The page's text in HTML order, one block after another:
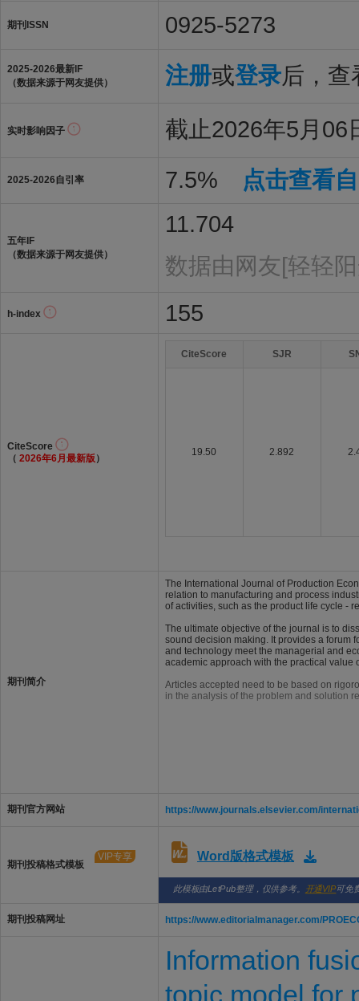
期刊ISSN 0925-5273
2025-2026最新IF
（数据来源于网友提供）
注册或登录后，查
实时影响因子 截止2026年5月06
2025-2026自引率 7.5% 点击查看
五年IF
（数据来源于网友提供）
11.704
数据由网友[轻轻
h-index 155
CiteScore
（ 2026年6月最新版 ）
CiteScore SJR
19.50 2.892
期刊简介
The International Journal of Production
relation to manufacturing and process
of activities, such as the product life cycle -
The ultimate objective of the journal is to
sound decision making. It provides a forum
and technology meet the managerial and
academic approach with the practical value
Articles accepted need to be based on
in the analysis of the problem and solution
期刊官方网站 https://www.journals.elsevier.com/
期刊投稿格式模板
VIP专享 Word版格式模板
此模板由LetPub整理，仅供参考。 开通VIP可免
期刊投稿网址 https://www.editorialmanager.com/
Information
topic model for